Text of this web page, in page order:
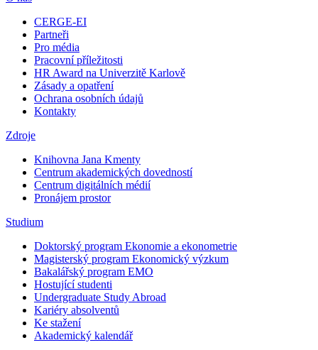
CERGE-EI
Partneři
Pro média
Pracovní příležitosti
HR Award na Univerzitě Karlově
Zásady a opatření
Ochrana osobních údajů
Kontakty
Zdroje
Knihovna Jana Kmenty
Centrum akademických dovedností
Centrum digitálních médií
Pronájem prostor
Studium
Doktorský program Ekonomie a ekonometrie
Magisterský program Ekonomický výzkum
Bakalářský program EMO
Hostující studenti
Undergraduate Study Abroad
Kariéry absolventů
Ke stažení
Akademický kalendář